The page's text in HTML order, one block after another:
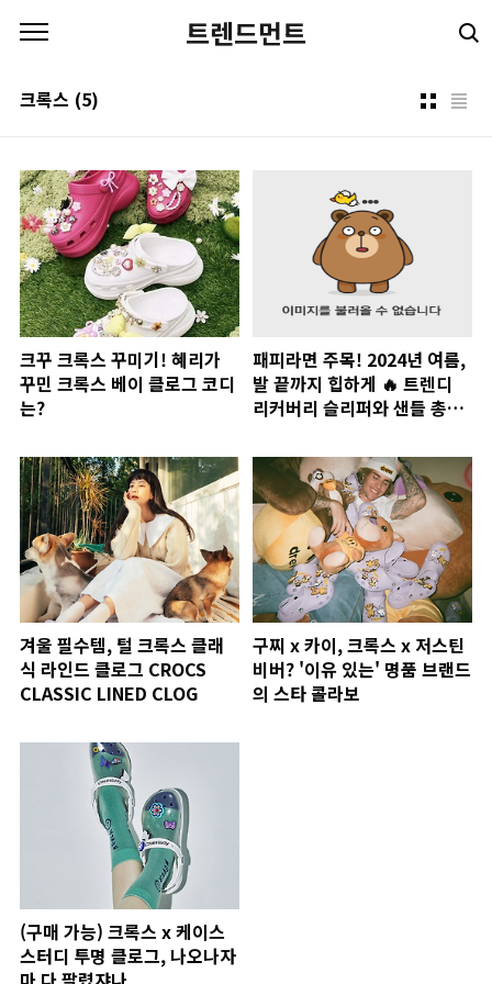
트렌드먼트
크록스 (5)
크꾸 크록스 꾸미기! 혜리가
꾸민 크록스 베이 클로그 코디
는?
패피라면 주목! 2024년 여름,
발 끝까지 힙하게 🔥 트렌디
리커버리 슬리퍼와 샌들 총정
겨울 필수템, 털 크록스 클래
식 라인드 클로그 CROCS
CLASSIC LINED CLOG
구찌 x 카이, 크록스 x 저스틴
비버? '이유 있는' 명품 브랜드
의 스타 콜라보
(구매 가능) 크록스 x 케이스
스터디 투명 클로그, 나오나자